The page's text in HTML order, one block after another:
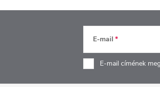
E-mail
E-mail címének